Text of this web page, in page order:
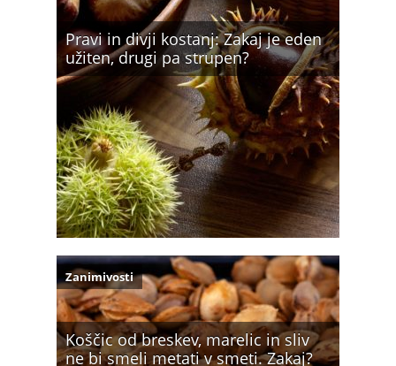
Pravi in divji kostanj: Zakaj je eden
užiten, drugi pa strupen?
Koščic od breskev, marelic in sliv
ne bi smeli metati v smeti. Zakaj?
Zanimivosti